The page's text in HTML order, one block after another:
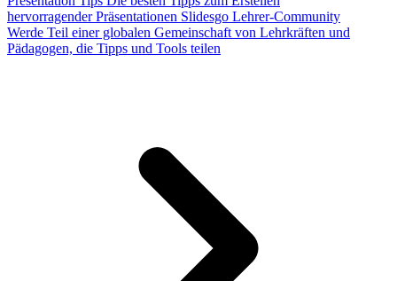
hervorragender Präsentationen Slidesgo Lehrer-Community
Werde Teil einer globalen Gemeinschaft von Lehrkräften und
Pädagogen, die Tipps und Tools teilen